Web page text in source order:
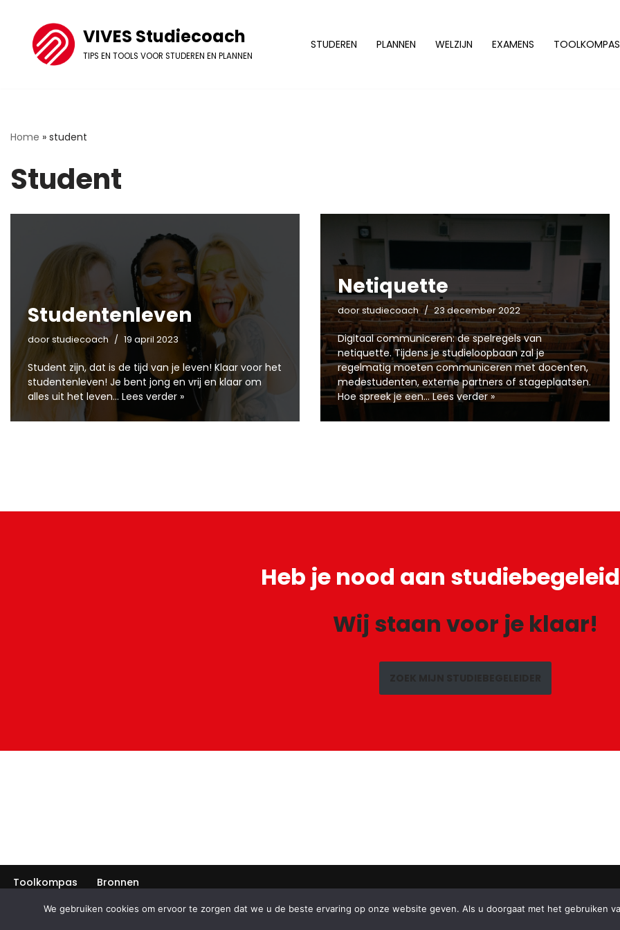
VIVES Studiecoach
TIPS EN TOOLS VOOR STUDEREN EN PLANNEN
STUDEREN PLANNEN WELZIJN EXAMENS TOOLKOMPAS
Home » student
Student
Studentenleven
doorstudiecoach 19 april 2023
Student zijn, dat is de tijd van je leven! Klaar voor het
studentenleven! Je bent jong en vrij en klaar om
alles uit het leven… Lees verder »
Netiquette
doorstudiecoach 23 december 2022
Digitaal communiceren: de spelregels van
netiquette. Tijdens je studieloopbaan zal je
regelmatig moeten communiceren met docenten,
medestudenten, externe partners of stageplaatsen.
Hoe spreek je een…Lees verder »
Heb je nood aan
Wij staan voor je klaar!
Toolkompas Bronnen
| Mogelijk gemaakt door WordPress
We gebruiken cookies om ervoor te zorgen dat we u de beste ervaring op onze website geven. Als u doorgaat met het gebruiken